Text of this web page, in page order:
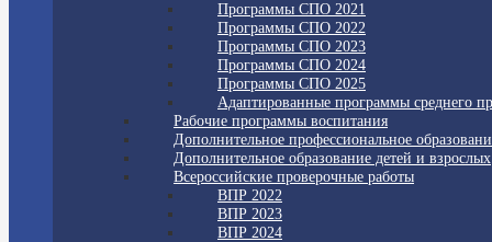
Программы СПО 2021
Программы СПО 2022
Программы СПО 2023
Программы СПО 2024
Программы СПО 2025
Адаптированные программы среднего
Рабочие программы воспитания
Дополнительное профессиональное
Дополнительное образование детей и взрослых
Всероссийские проверочные работы
ВПР 2022
ВПР 2023
ВПР 2024